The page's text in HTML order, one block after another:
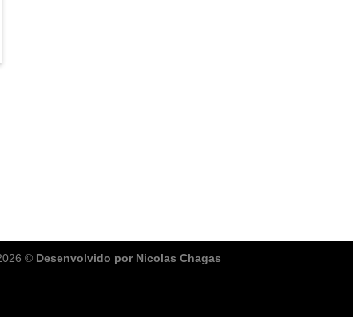
© Desenvolvido por Nicolas Chagas